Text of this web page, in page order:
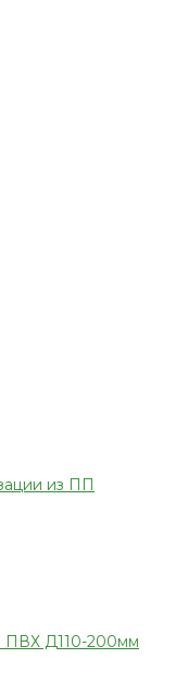
из ПП
ПВХ Д110-200мм